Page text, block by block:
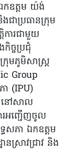
កឧត្តម យ៉ង់
ជាប្រធានក្រុម
ារជាមួយ
ច្ចប្រជុំ
មភូមិសាស្ត្រ
Group
ា (IPU)
នៅសាល
រអញ្ជើញចូល
ធសភា ឯកឧត្តម
ស្រាវជ្រាវ និង